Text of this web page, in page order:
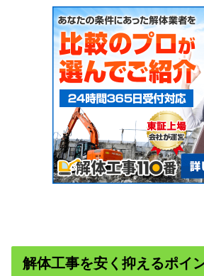
解体工事を安く抑えるポイ